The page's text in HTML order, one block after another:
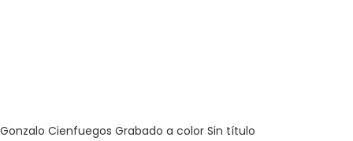
Gonzalo Cienfuegos Grabado a color Sin título